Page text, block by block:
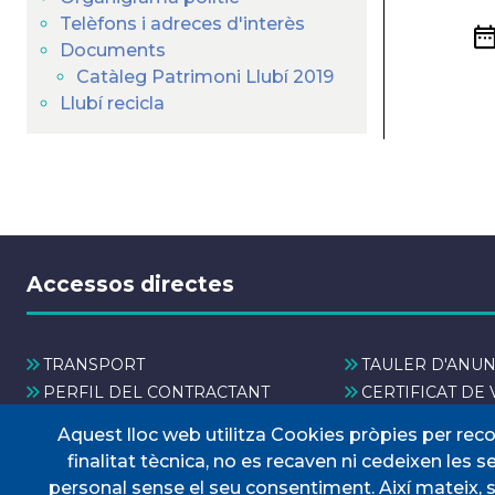
Telèfons i adreces d'interès
Documents
Catàleg Patrimoni Llubí 2019
Llubí recicla
Accessos directes
TRANSPORT
TAULER
PERFIL DEL CONTRACTANT
CERTIFICAT DE
Aquest lloc web utilitza Cookies pròpies per
finalitat tècnica, no es recaven ni cedeixen les
personal sense el seu consentiment. Així mateix,